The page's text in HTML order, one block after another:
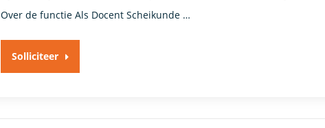
Over de functie Als Docent Scheikunde …
Solliciteer